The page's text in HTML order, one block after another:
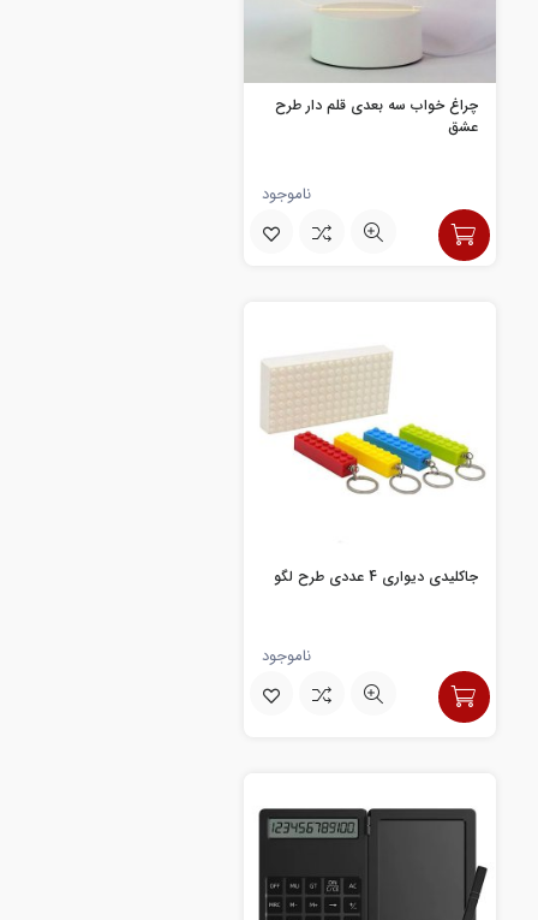
چراغ خواب سه بعدی قلم دار طرح
عشق
ناموجود
جاکلیدی دیواری 4 عددی طرح لگو
ناموجود